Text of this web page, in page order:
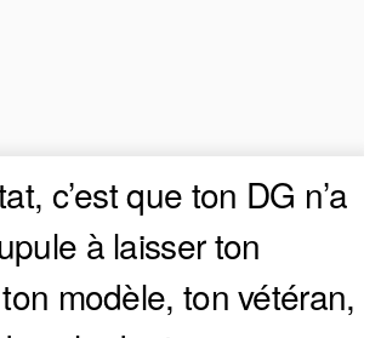
c’est que ton DG n’a
à laisser ton
modèle, ton vétéran,